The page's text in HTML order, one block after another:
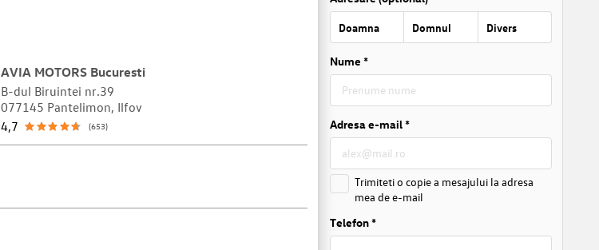
AVIA MOTORS Bucuresti
B-dul Biruintei nr.39
077145 Pantelimon, Ilfov
4,7
(653)
Doamna Domnul Divers
Nume *
Adresa e-mail *
Trimiteti o copie a mesajului la adresa
mea de e-mail
Telefon *